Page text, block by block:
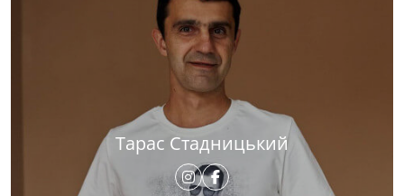
Тарас Стадницький